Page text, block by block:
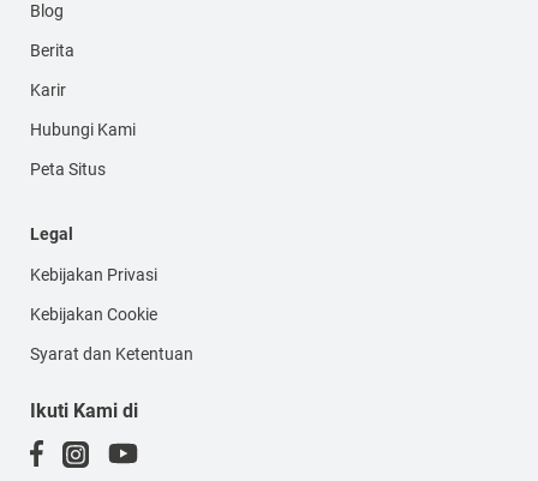
Blog
Berita
Karir
Hubungi Kami
Peta Situs
Legal
Kebijakan Privasi
Kebijakan Cookie
Syarat dan Ketentuan
Ikuti Kami di